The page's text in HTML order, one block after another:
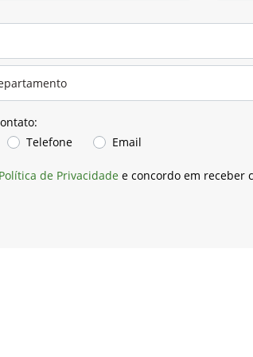
Telefone Email
Política de Privacidade e concordo em receber